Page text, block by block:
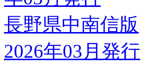
長野県中南信版
2026年03月発行